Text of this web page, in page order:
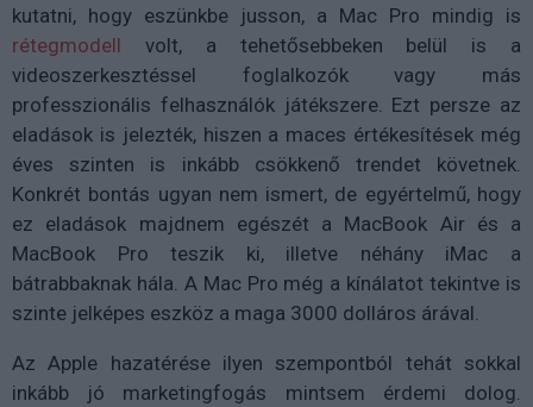
kutatni, hogy eszünkbe jusson, a Mac Pro mindig is
rétegmodell volt, a tehetősebbeken belül is a
videoszerkesztéssel foglalkozók vagy más
professzionális felhasználók játékszere. Ezt persze az
eladások is jelezték, hiszen a maces értékesítések még
éves szinten is inkább csökkenő trendet követnek.
Konkrét bontás ugyan nem ismert, de egyértelmű, hogy
ez eladások majdnem egészét a MacBook Air és a
MacBook Pro teszik ki, illetve néhány iMac a
bátrabbaknak hála. A Mac Pro még a kínálatot tekintve is
szinte jelképes eszköz a maga 3000 dolláros árával.
Az Apple hazatérése ilyen szempontból tehát sokkal
inkább jó marketingfogás mintsem érdemi dolog.